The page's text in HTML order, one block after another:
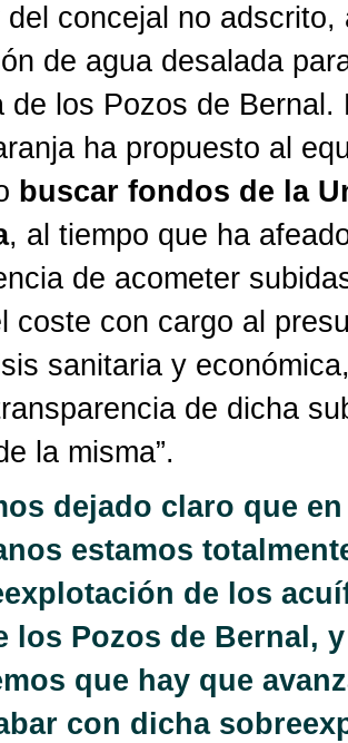
del concejal no adscrito,
de agua desalada
de los Pozos de Bernal.
ha propuesto al
buscar fondos de la
, al tiempo que ha
de acometer
coste con cargo al
sanitaria y
de dicha
la misma”.
dejado claro que en
estamos
de los
los Pozos de Bernal,
que hay que
con dicha